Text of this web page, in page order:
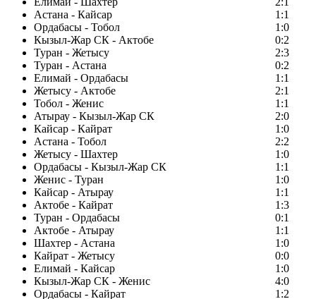
Астана - Кайсар
1:1
Ордабасы - Тобол
1:0
Кызыл-Жар СК - Актобе
0:2
Туран - Жетысу
2:3
Туран - Астана
0:2
Елимай - Ордабасы
1:1
Жетысу - Актобе
2:1
Тобол - Женис
1:1
Атырау - Кызыл-Жар СК
2:0
Кайсар - Кайрат
1:0
Астана - Тобол
2:2
Жетысу - Шахтер
1:0
Ордабасы - Кызыл-Жар СК
1:1
Женис - Туран
1:0
Кайсар - Атырау
1:1
Актобе - Кайрат
1:3
Туран - Ордабасы
0:1
Актобе - Атырау
1:1
Шахтер - Астана
1:0
Кайрат - Жетысу
0:0
Елимай - Кайсар
1:0
Кызыл-Жар СК - Женис
4:0
Ордабасы - Кайрат
1:2